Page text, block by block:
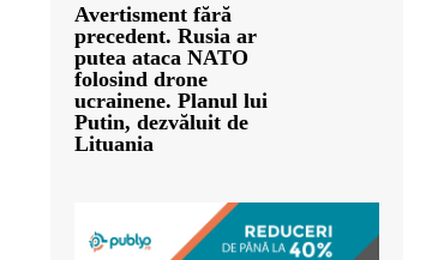
Avertisment fără
precedent. Rusia ar
putea ataca NATO
folosind drone
ucrainene. Planul lui
Putin, dezvăluit de
Lituania